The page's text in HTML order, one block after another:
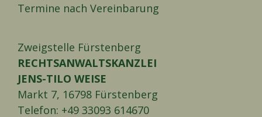
Termine nach Vereinbarung
Zweigstelle Fürstenberg
RECHTSANWALTSKANZLEI
JENS-TILO WEISE
Markt 7, 16798 Fürstenberg
Telefon: +49 33093 614670